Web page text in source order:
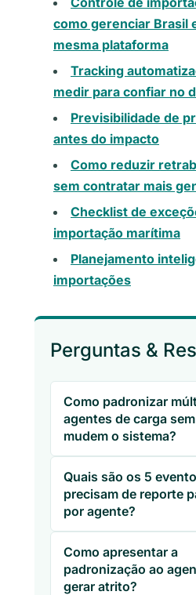
como gerenciar Brasil
mesma plataforma
Tracking
medir para confiar no
Previsibilidade de
antes do impacto
Como reduzir
sem contratar mais
Checklist de
importação marítima
Planejamento
importações
Perguntas &
Como padronizar
agentes de carga
mudem o sistema?
Quais são os 5
precisam de reporte
por agente?
Como apresentar a
padronização ao
gerar atrito?